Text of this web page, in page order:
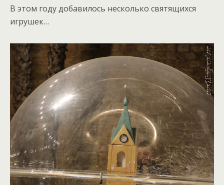
В этом году добавилось несколько святящихся
игрушек…